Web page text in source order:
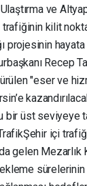
ve
kilit
projesinin
Recep
"eser ve
bir üst seviyeye
​Şehir içi
gelen Mezarlık